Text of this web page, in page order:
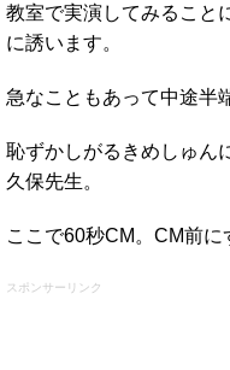
教室で実演してみること
に誘います。
急なこともあって中途半
恥ずかしがるきめしゅん
久保先生。
ここで60秒CM。CM前に
スポンサーリンク